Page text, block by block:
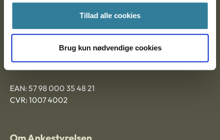
Tillad alle cookies
Brug kun nødvendige cookies
Ankestyrelsen København
EAN: 57 98 000 35 48 21
CVR: 1007 4002